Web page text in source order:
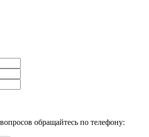
обращайтесь по телефону: